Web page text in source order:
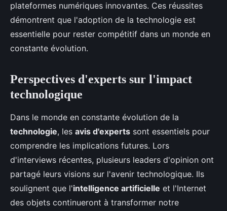
plateformes numériques innovantes. Ces réussites
démontrent que l'adoption de la technologie est
essentielle pour rester compétitif dans un monde en
constante évolution.
Perspectives d'experts sur l'impact
technologique
Dans le monde en constante évolution de la
technologie, les avis d'experts sont essentiels pour
comprendre les implications futures. Lors
d'interviews récentes, plusieurs leaders d'opinion ont
partagé leurs visions sur l'avenir technologique. Ils
soulignent que l'intelligence artificielle et l'Internet
des objets continueront à transformer notre